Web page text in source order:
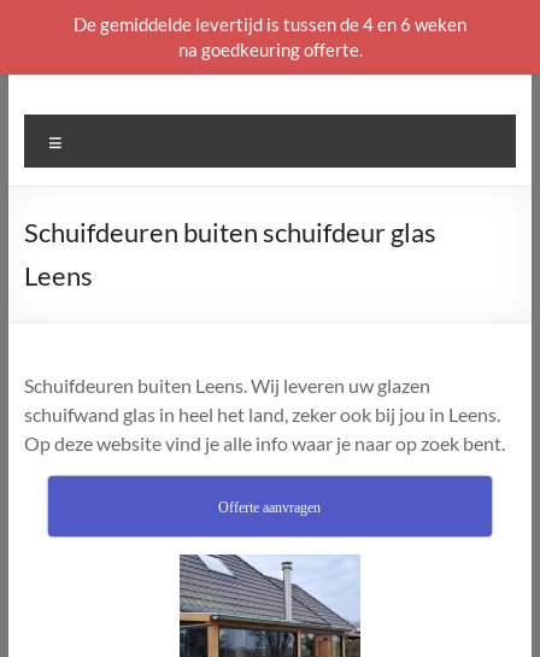
naar
Schuifdeuren buiten schuifdeur glas
Leens
Schuifdeuren buiten Leens. Wij leveren uw glazen
schuifwand glas in heel het land, zeker ook bij jou in Leens.
Op deze website vind je alle info waar je naar op zoek bent.
Offerte aanvragen
De gemiddelde levertijd is tussen de 4 en 6 weken
na goedkeuring offerte.